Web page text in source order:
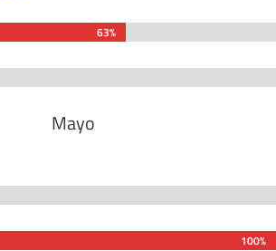
63%
63%
Mayo
100%
100%